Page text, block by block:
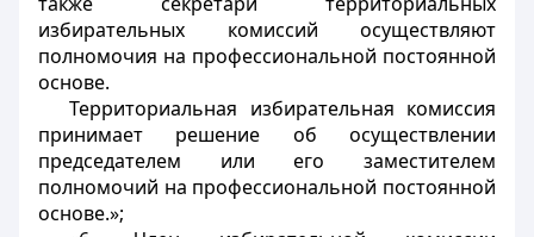
избирательных комиссий осуществляют
полномочия на профессиональной постоянной
основе.
Территориальная избирательная комиссия
принимает решение об осуществлении
председателем или его заместителем
полномочий на профессиональной постоянной
основе.»;